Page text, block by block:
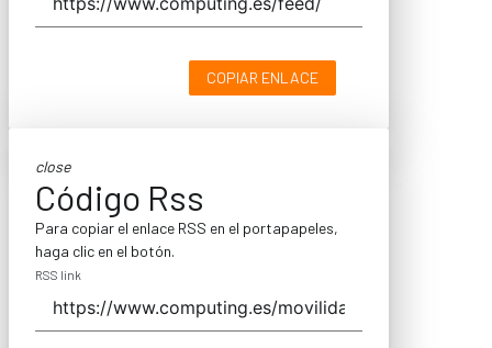
COPIAR ENLACE
close
Código Rss
Para copiar el enlace RSS en el portapapeles,
haga clic en el botón.
RSS link